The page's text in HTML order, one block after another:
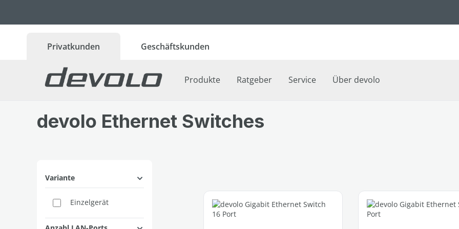
Privatkunden Geschäftskunden
Produkte Ratgeber Service Über devolo
devolo Ethernet Switches
Variante
Einzelgerät